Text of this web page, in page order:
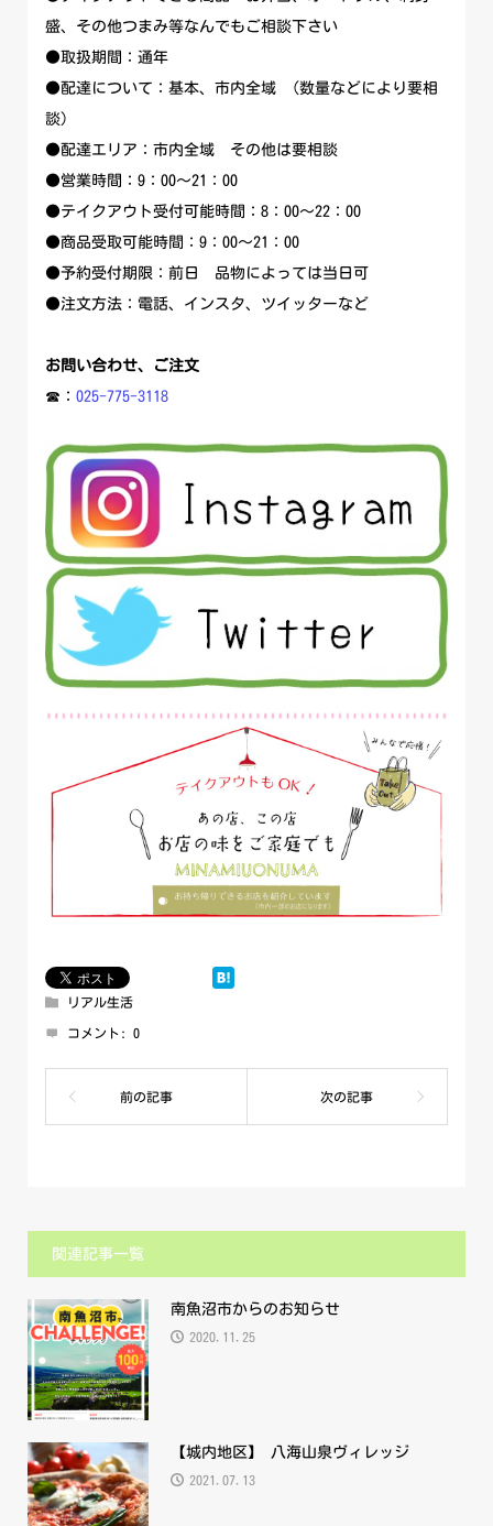
盛、その他つまみ等なんでもご相談下さい
●取扱期間：通年
●配達について：基本、市内全域 (数量などにより要相
談)
●配達エリア：市内全域 その他は要相談
●営業時間：9：00～21：00
●テイクアウト受付可能時間：8：00～22：00
●商品受取可能時間：9：00～21：00
●予約受付期限：前日 品物によっては当日可
●注文方法：電話、インスタ、ツイッターなど
お問い合わせ、ご注文
☎： 025-775-3118
リアル生活
コメント: 0
関連記事一覧
南魚沼市からのお知らせ
2020.11.25
【城内地区】 八海山泉ヴィレッジ
2021.07.13